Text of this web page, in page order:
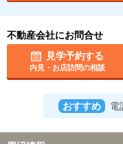
不動産会社にお問合せ
見学予約する
内見・お店訪問の相談
おすすめ 電